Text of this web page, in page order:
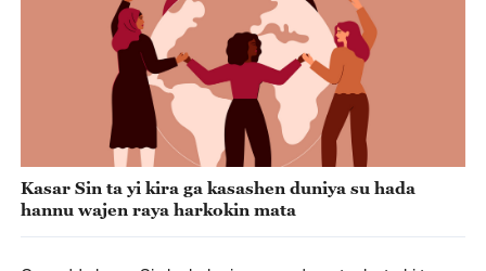
Kasar Sin ta yi kira ga kasashen duniya su hada
hannu wajen raya harkokin mata